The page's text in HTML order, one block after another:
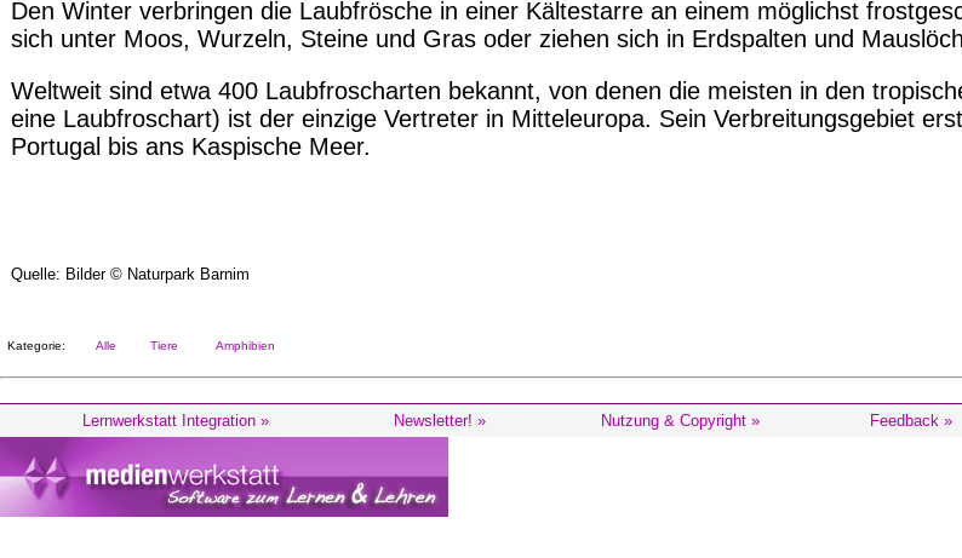
Den Winter verbringen die Laubfrösche in einer Kältestarre an einem möglichst
sich unter Moos, Wurzeln, Steine und Gras oder ziehen sich in Erdspalten und
Weltweit sind etwa 400 Laubfroscharten bekannt, von denen die meisten in den
eine Laubfroschart) ist der einzige Vertreter in Mitteleuropa. Sein Verbreitungsgebiet
Portugal bis ans Kaspische Meer.
Quelle: Bilder © Naturpark Barnim
Kategorie: Alle Tiere Amphibien
Lernwerkstatt Integration » Newsletter! » Nutzung & Copyright » Feedback »